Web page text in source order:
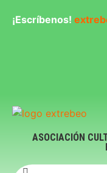
¡Escríbenos!
ASOCIACIÓN